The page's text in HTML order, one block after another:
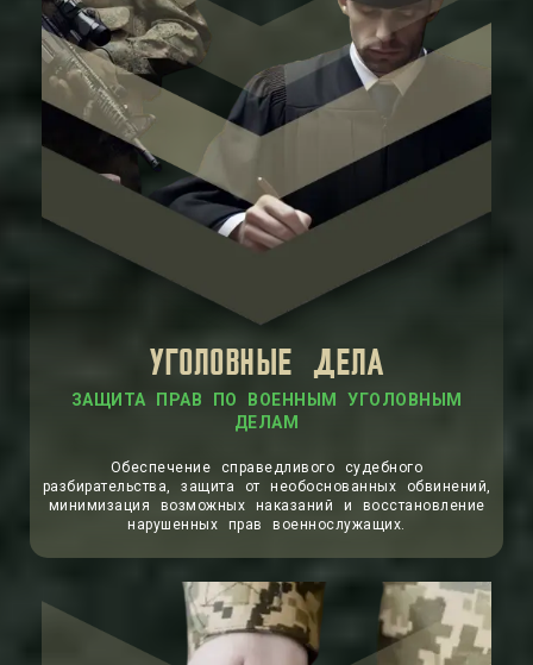
УГОЛОВНЫЕ ДЕЛА
ЗАЩИТА ПРАВ ПО ВОЕННЫМ УГОЛОВНЫМ
ДЕЛАМ
Обеспечение справедливого судебного
разбирательства, защита от необоснованных обвинений,
минимизация возможных наказаний и восстановление
нарушенных прав военнослужащих.